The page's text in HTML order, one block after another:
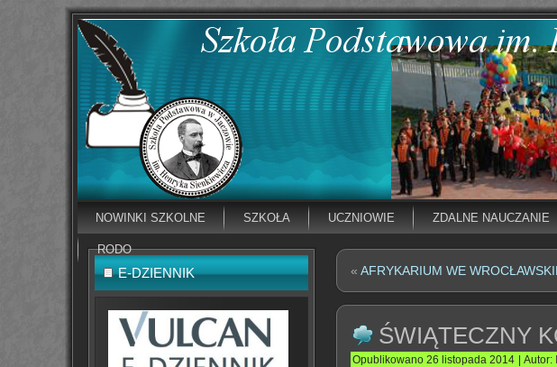
NOWINKI SZKOLNE SZKOŁA UCZNIOWIE ZDALNE NAUCZANIE
RODO
E-DZIENNIK « AFRYKARIUM WE
ŚWIĄTECZNY
Opublikowano 26 listopada 2014 Autor: